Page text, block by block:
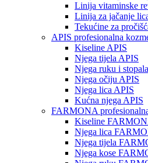
Linija vitaminske
Linija za jačanje
Tekućine za
APIS profesionalna
Kiseline APIS
Njega tijela APIS
Njega ruku i
Njega očiju APIS
Njega lica APIS
Kućna njega APIS
FARMONA
Kiseline
Njega lica
Njega tijela
Njega kose